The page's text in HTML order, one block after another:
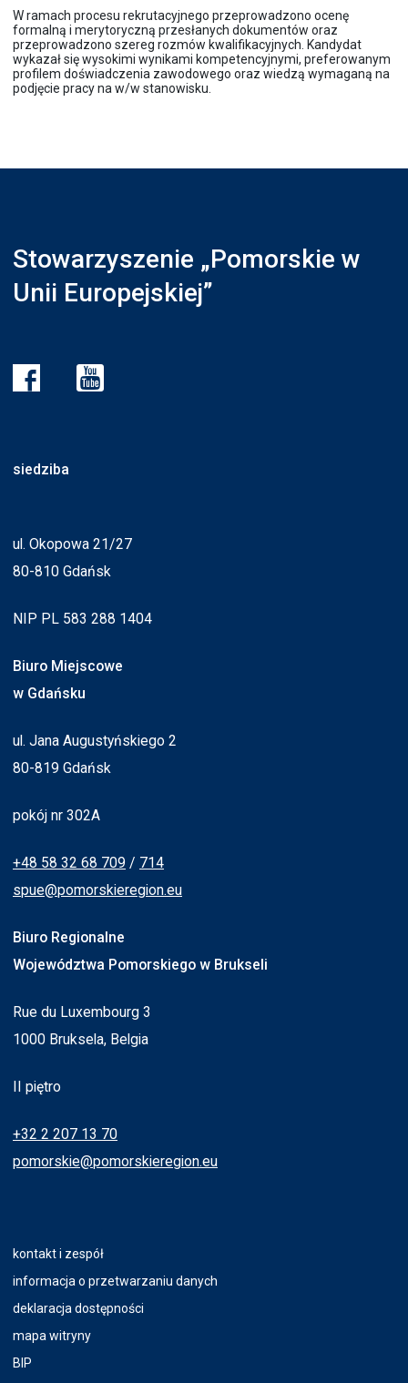
W ramach procesu rekrutacyjnego przeprowadzono ocenę
formalną i merytoryczną przesłanych dokumentów oraz
przeprowadzono szereg rozmów kwalifikacyjnych. Kandydat
wykazał się wysokimi wynikami kompetencyjnymi, preferowanym
profilem doświadczenia zawodowego oraz wiedzą wymaganą na
podjęcie pracy na w/w stanowisku.
Stowarzyszenie „Pomorskie w
Unii Europejskiej”
siedziba
ul. Okopowa 21/27
80-810 Gdańsk
NIP PL 583 288 1404
Biuro Miejscowe
w Gdańsku
ul. Jana Augustyńskiego 2
80-819 Gdańsk
pokój nr 302A
+48 58 32 68 709 / 714
spue@pomorskieregion.eu
Biuro Regionalne
Województwa Pomorskiego w Brukseli
Rue du Luxembourg 3
1000 Bruksela, Belgia
II piętro
+32 2 207 13 70
pomorskie@pomorskieregion.eu
kontakt i zespół
informacja o przetwarzaniu danych
deklaracja dostępności
mapa witryny
BIP